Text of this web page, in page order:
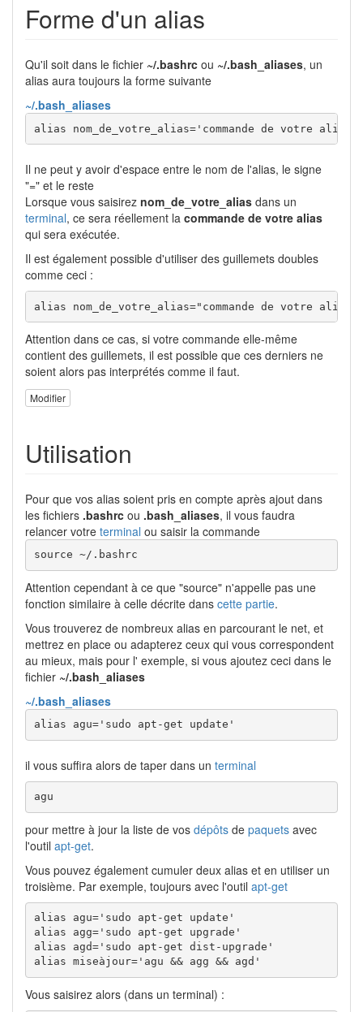
Forme d'un alias
Qu'il soit dans le fichier ~/.bashrc ou ~/.bash_aliases, un
alias aura toujours la forme suivante
~/.bash_aliases
alias nom_de_votre_alias='commande de votre alias'
Il ne peut y avoir d'espace entre le nom de l'alias, le signe
"=" et le reste
Lorsque vous saisirez nom_de_votre_alias dans un
terminal, ce sera réellement la commande de votre alias
qui sera exécutée.
Il est également possible d'utiliser des guillemets doubles
comme ceci :
alias nom_de_votre_alias="commande de votre alias"
Attention dans ce cas, si votre commande elle-même
contient des guillemets, il est possible que ces derniers ne
soient alors pas interprétés comme il faut.
Modifier
Utilisation
Pour que vos alias soient pris en compte après ajout dans
les fichiers .bashrc ou .bash_aliases, il vous faudra
relancer votre terminal ou saisir la commande
source ~/.bashrc
Attention cependant à ce que "source" n'appelle pas une
fonction similaire à celle décrite dans cette partie.
Vous trouverez de nombreux alias en parcourant le net, et
mettrez en place ou adapterez ceux qui vous correspondent
au mieux, mais pour l' exemple, si vous ajoutez ceci dans le
fichier ~/.bash_aliases
~/.bash_aliases
alias agu='sudo apt-get update'
il vous suffira alors de taper dans un terminal
agu
pour mettre à jour la liste de vos dépôts de paquets avec
l'outil apt-get.
Vous pouvez également cumuler deux alias et en utiliser un
troisième. Par exemple, toujours avec l'outil apt-get
alias agu='sudo apt-get update'
alias agg='sudo apt-get upgrade'
alias agd='sudo apt-get dist-upgrade'
alias miseàjour='agu && agg && agd'
Vous saisirez alors (dans un terminal) :